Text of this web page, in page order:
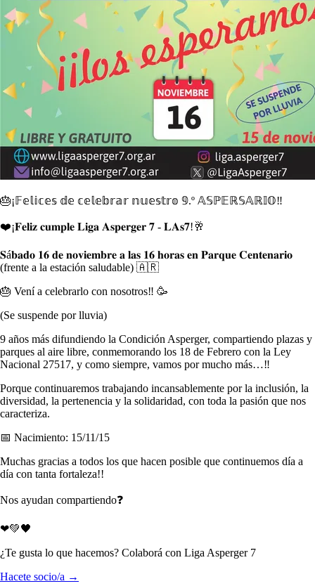
🎂¡𝔽𝕖𝕝𝕚𝕔𝕖𝕤 𝕕𝕖 𝕔𝕖𝕝𝕖𝕓𝕣𝕒𝕣 𝕟𝕦𝕖𝕤𝕥𝕣𝕠 𝟡.º 𝔸𝕊ℙ𝔼ℝ𝕊𝔸ℝ𝕀𝕆‼️
❤️¡𝐅𝐞𝐥𝐢𝐳 𝐜𝐮𝐦𝐩𝐥𝐞 𝐋𝐢𝐠𝐚 𝐀𝐬𝐩𝐞𝐫𝐠𝐞𝐫 𝟕 - 𝐋𝐀𝐬𝟕!🥂
𝐒á𝐛𝐚𝐝𝐨 𝟏𝟔 𝐝𝐞 𝐧𝐨𝐯𝐢𝐞𝐦𝐛𝐫𝐞 𝐚 𝐥𝐚𝐬 𝟏𝟔 𝐡𝐨𝐫𝐚𝐬 𝐞𝐧 𝐏𝐚𝐫𝐪𝐮𝐞 𝐂𝐞𝐧𝐭𝐞𝐧𝐚𝐫𝐢𝐨
(frente a la estación saludable) 🇦🇷
🎂 Vení a celebrarlo con nosotros‼ 🥳
(Se suspende por lluvia)
9 años más difundiendo la Condición Asperger, compartiendo plazas y
parques al aire libre, conmemorando los 18 de Febrero con la Ley
Nacional 27517, y como siempre, vamos por mucho más…‼️
Porque continuaremos trabajando incansablemente por la inclusión, la
diversidad, la pertenencia y la solidaridad, con toda la pasión que nos
caracteriza.
📅 Nacimiento: 15/11/15
Muchas gracias a todos los que hacen posible que continuemos día a
día con tanta fortaleza!!
Nos ayudan compartiendo❓
❤💚🖤
¿Te gusta lo que hacemos? Colaborá con Liga Asperger 7
Hacete socio/a →